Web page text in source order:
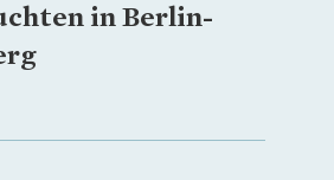
in Berlin-